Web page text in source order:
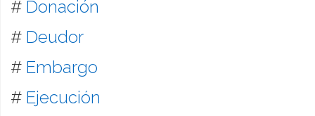
# Donación
# Deudor
# Embargo
# Ejecución